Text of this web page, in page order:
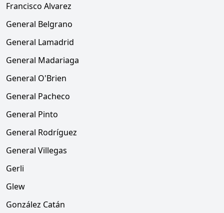
Francisco Alvarez
General Belgrano
General Lamadrid
General Madariaga
General O'Brien
General Pacheco
General Pinto
General Rodríguez
General Villegas
Gerli
Glew
González Catán